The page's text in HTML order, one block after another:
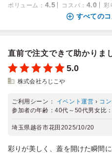
ボリューム ： 4.5 コスパ ： 4.0 彩
すべての
直前で注文できて助かりま
5.0
株式会社ろじこや
ご利用シーン： イベント運営 › コ
参加者の年齢：40代～50代男女比：
埼玉県越谷市花田 2025/10/20
彩りが美しく、蓋を開けた瞬間